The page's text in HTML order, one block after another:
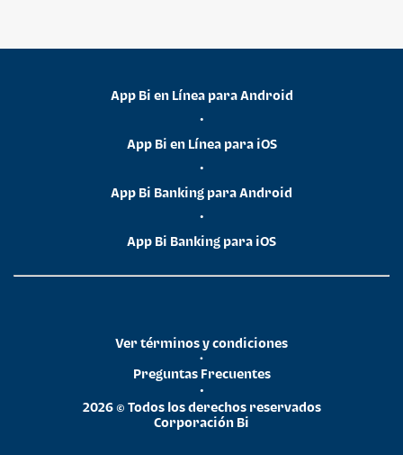
App Bi en Línea para Android
•
App Bi en Línea para iOS
•
App Bi Banking para Android
•
App Bi Banking para iOS
2026 © Todos los derechos reservados
Corporación Bi
•
Preguntas Frecuentes
•
Ver términos y condiciones